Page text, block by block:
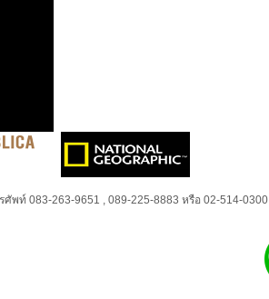
พท์ 083-263-9651 , 089-225-8883 หรือ 02-514-0300